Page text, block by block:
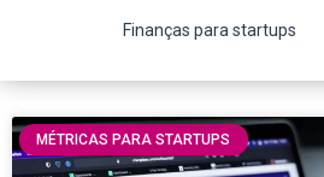
Finanças para startups
MÉTRICAS PARA STARTUPS